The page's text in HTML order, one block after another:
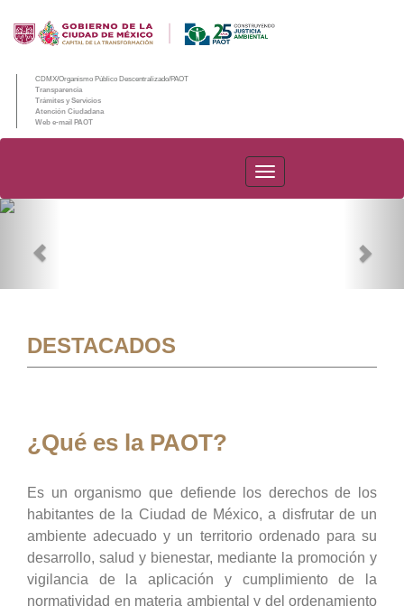
CDMX/Organismo Público Descentralizado/PAOT
Transparencia
Trámites y Servicios
Atención Ciudadana
Web e-mail PAOT
PAOT
DESTACADOS
¿Qué es la PAOT?
Es un organismo que defiende los derechos de los
habitantes de la Ciudad de México, a disfrutar de un
ambiente adecuado y un territorio ordenado para su
desarrollo, salud y bienestar, mediante la promoción y
vigilancia de la aplicación y cumplimiento de la
normatividad en materia ambiental y del ordenamiento